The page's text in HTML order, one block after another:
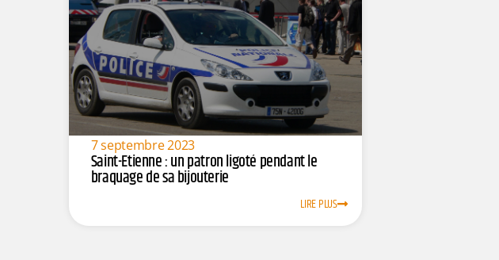
7 septembre 2023
Saint-Etienne : un patron ligoté pendant le
braquage de sa bijouterie
LIRE PLUS